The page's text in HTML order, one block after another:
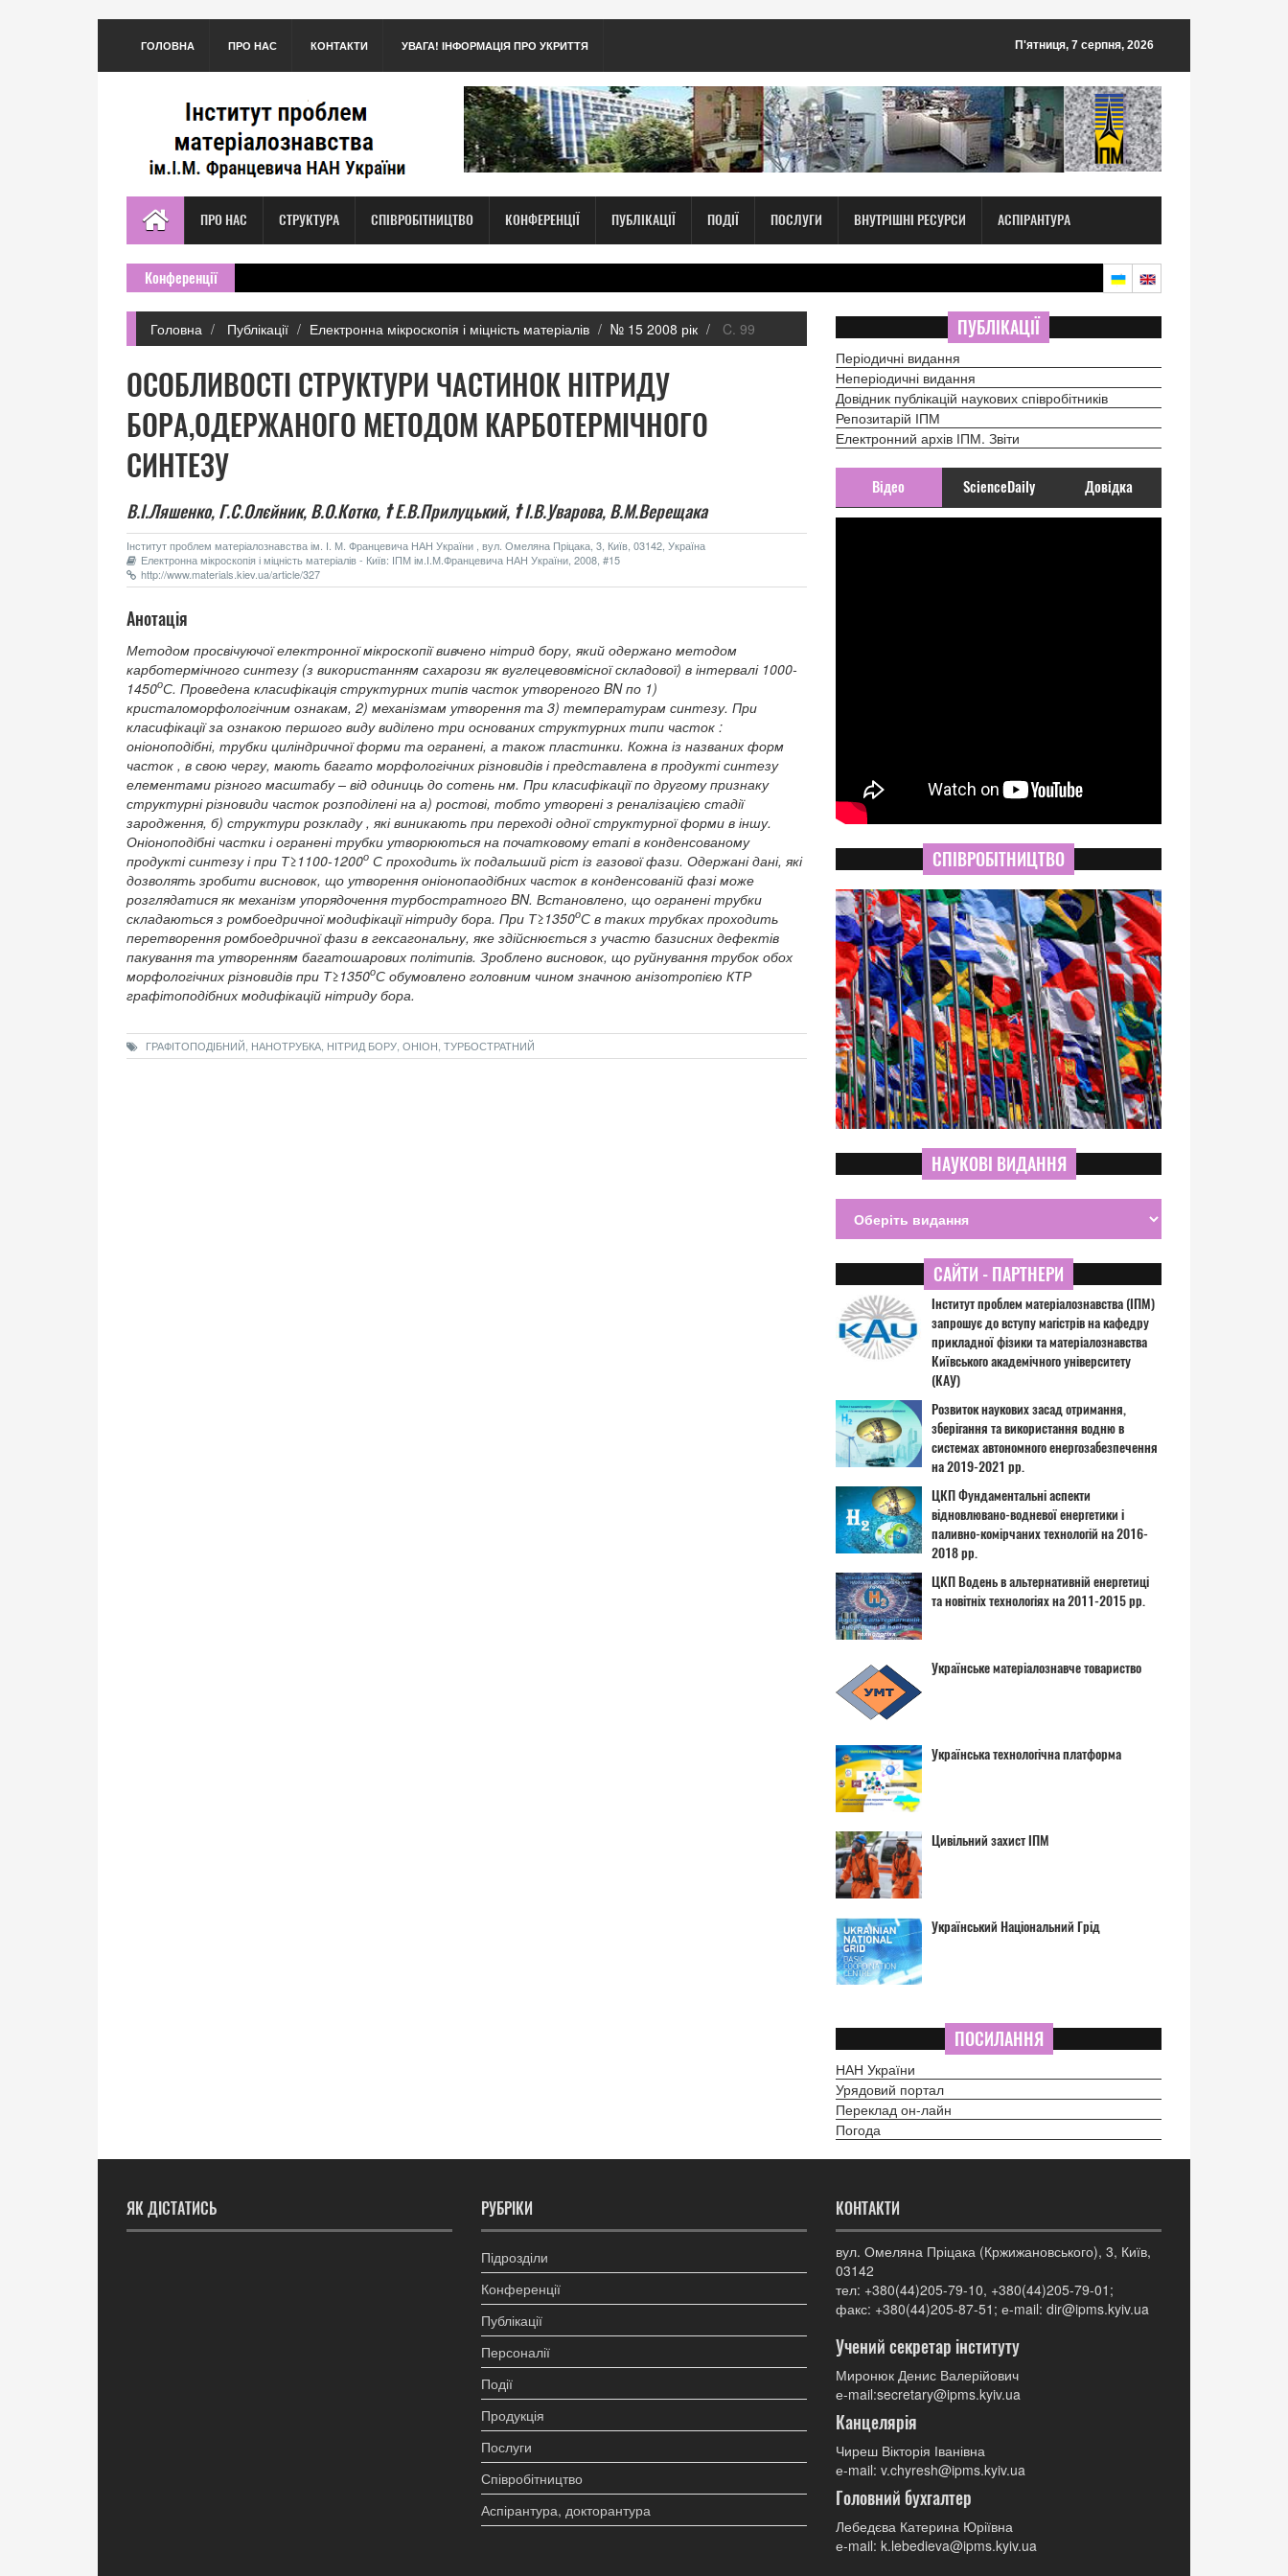
ГОЛОВНА ПРО НАС КОНТАКТИ УВАГА! ІНФОРМАЦІЯ ПРО УКРИТТЯ П'ятниця, 7 серпня, 2026
ПРО НАС СТРУКТУРА СПІВРОБІТНИЦТВО КОНФЕРЕНЦІЇ ПУБЛІКАЦІЇ ПОДІЇ ПОСЛУГИ ВНУТРІШНІ РЕСУРСИ АСПІРАНТУРА
Конференції
Головна Публікації Електронна мікроскопія і міцність матеріалів № 15 2008 рік C. 99
ОСОБЛИВОСТІ СТРУКТУРИ ЧАСТИНОК НІТРИДУ
БОРА,ОДЕРЖАНОГО МЕТОДОМ КАРБОТЕРМІЧНОГО
СИНТЕЗУ
В.І.Ляшенко, Г.С.Олєйник, В.О.Котко, †Е.В.Прилуцький, †І.В.Уварова, В.М.Верещака
Інститут проблем матеріалознавства ім. І. М. Францевича НАН України , вул. Омеляна Пріцака, 3, Київ, 03142, Україна
Електронна мікроскопія і міцність матеріалів - Київ: ІПМ ім.І.М.Францевича НАН України, 2008, #15
http://www.materials.kiev.ua/article/327
Анотація
Методом просвічуючої електронної мікроскопії вивчено нітрид бору, який одержано методом
карботермічного синтезу (з використанням сахарози як вуглецевовмісної складової) в інтервалі 1000-
1450оС. Проведена класифікація структурних типів часток утвореного BN по 1)
кристаломорфологічним ознакам, 2) механізмам утворення та 3) температурам синтезу. При
класифікації за ознакою першого виду виділено три основаних структурних типи часток :
оніоноподібні, трубки циліндричної форми та огранені, а також пластинки. Кожна із названих форм
часток , в свою чергу, мають багато морфологічних різновидів і представлена в продукті синтезу
елементами різного масштабу – від одиниць до сотень нм. При класифікації по другому признаку
структурні різновиди часток розподілені на а) ростові, тобто утворені з реналізацією стадії
зародження, б) структури розкладу , які виникають при переході одної структурної форми в іншу.
Оніоноподібні частки і огранені трубки утворюються на початковому етапі в конденсованому
продукті синтезу і при Т≥1100-1200о С проходить їх подальший ріст із газової фази. Одержані дані, які
дозволять зробити висновок, що утворення оніонопаодібних часток в конденсованій фазі може
розглядатися як механізм упорядочення турбостратного BN. Встановлено, що огранені трубки
складаються з ромбоедричної модифікації нітриду бора. При Т≥1350оС в таких трубках проходить
перетворення ромбоедричної фази в гексагональну, яке здійснюється з участю базисних дефектів
пакування та утворенням багатошарових політипів. Зроблено висновок, що руйнування трубок обох
морфологічних різновидів при Т≥1350оС обумовлено головним чином значною анізотропією КТР
графітоподібних модифікацій нітриду бора.
ГРАФІТОПОДІБНИЙ, НАНОТРУБКА, НІТРИД БОРУ, ОНІОН, ТУРБОСТРАТНИЙ
ПУБЛІКАЦІЇ
Періодичні видання
Неперіодичні видання
Довідник публікацій наукових співробітників
Репозитарій ІПМ
Електронний архів ІПМ. Звіти
Відео ScienceDaily Довідка
СПІВРОБІТНИЦТВО
НАУКОВІ ВИДАННЯ
САЙТИ - ПАРТНЕРИ
Інститут проблем матеріалознавства (ІПМ)
запрошує до вступу магістрів на кафедру
прикладної фізики та матеріалознавства
Київського академічного університету
(КАУ)
Розвиток наукових засад отримання,
зберігання та використання водню в
системах автономного енергозабезпечення
на 2019-2021 рр.
ЦКП Фундаментальні аспекти
відновлювано-водневої енергетики і
паливно-комірчаних технологій на 2016-
2018 рр.
ЦКП Водень в альтернативній енергетиці
та новітніх технологіях на 2011-2015 рр.
Українське матеріалознавче товариство
Українська технологічна платформа
Цивільний захист ІПМ
Український Національний Грід
ПОСИЛАННЯ
НАН України
Урядовий портал
Переклад он-лайн
Погода
ЯК ДІСТАТИСЬ РУБРІКИ
Підрозділи
Конференції
Публікації
Персоналії
Події
Продукція
Послуги
Співробітництво
Аспірантура, докторантура
КОНТАКТИ
вул. Омеляна Пріцака (Кржижановського), 3, Київ,
03142
тел: +380(44)205-79-10, +380(44)205-79-01;
факс: +380(44)205-87-51; е-mail: dir@ipms.kyiv.ua
Учений секретар інституту
Миронюк Денис Валерійович
е-mail:secretary@ipms.kyiv.ua
Канцелярія
Чиреш Вікторія Іванівна
е-mail: v.chyresh@ipms.kyiv.ua
Головний бухгалтер
Лебедєва Катерина Юріївна
е-mail: k.lebedieva@ipms.kyiv.ua